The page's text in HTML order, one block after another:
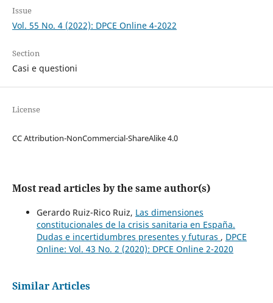
Issue
Vol. 55 No. 4 (2022): DPCE Online 4-2022
Section
Casi e questioni
License
CC Attribution-NonCommercial-ShareAlike 4.0
Most read articles by the same author(s)
Gerardo Ruiz-Rico Ruiz, Las dimensiones
constitucionales de la crisis sanitaria en España.
Dudas e incertidumbres presentes y futuras , DPCE
Online: Vol. 43 No. 2 (2020): DPCE Online 2-2020
Similar Articles